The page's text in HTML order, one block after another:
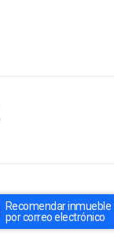
Recomendar inmueble
por correo electrónico